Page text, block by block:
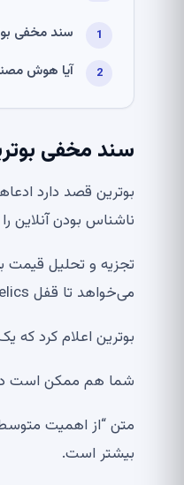
سند مخفی
آیا هوش
سند مخفی
بوترین قصد دارد
ناشناس بودن آنلاین
می‌خواهد تا قفل XRP Relics را سریع‌تر باز کند.
بوترین اعلام کرد که یک سند
شما هم ممکن است
بیشتر است.